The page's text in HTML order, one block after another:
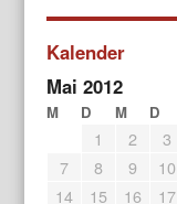
Kalender
Mai 2012
M D M D
1 2 3
7
8 9 10
14
15 16 17